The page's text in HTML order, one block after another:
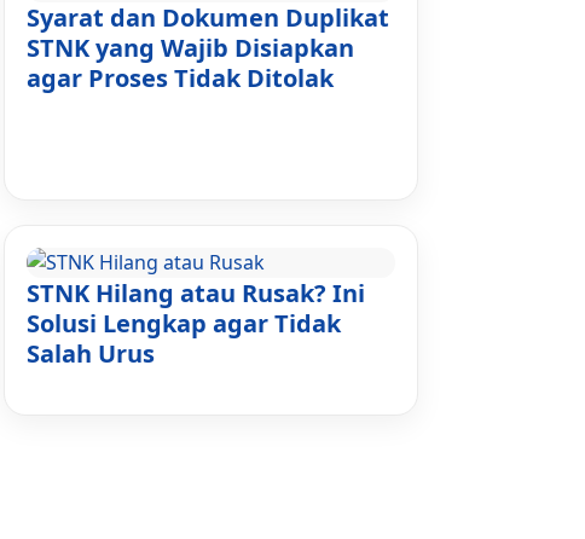
Syarat dan Dokumen Duplikat
STNK yang Wajib Disiapkan
agar Proses Tidak Ditolak
STNK Hilang atau Rusak? Ini
Solusi Lengkap agar Tidak
Salah Urus